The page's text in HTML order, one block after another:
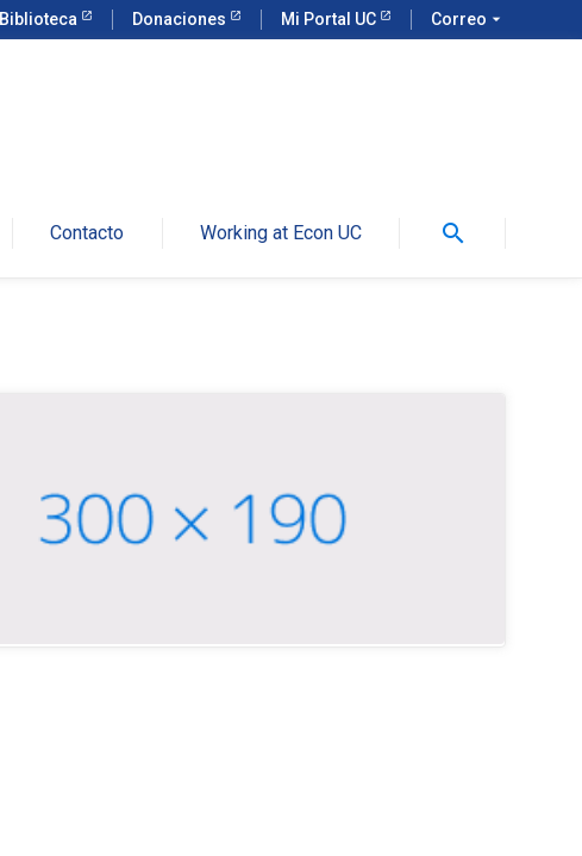
Biblioteca Donaciones Mi Portal UC Correo arrow_drop_down
Contacto Working at Econ UC search